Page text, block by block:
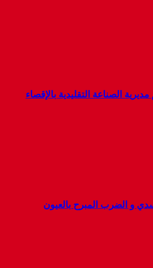
الصناعة التقليدية بالإقصاء
و الضرب المبرح بالعيون